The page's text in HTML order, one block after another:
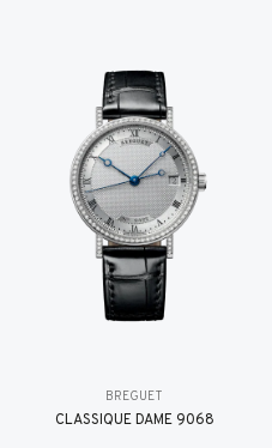
BREGUET
CLASSIQUE DAME 9068